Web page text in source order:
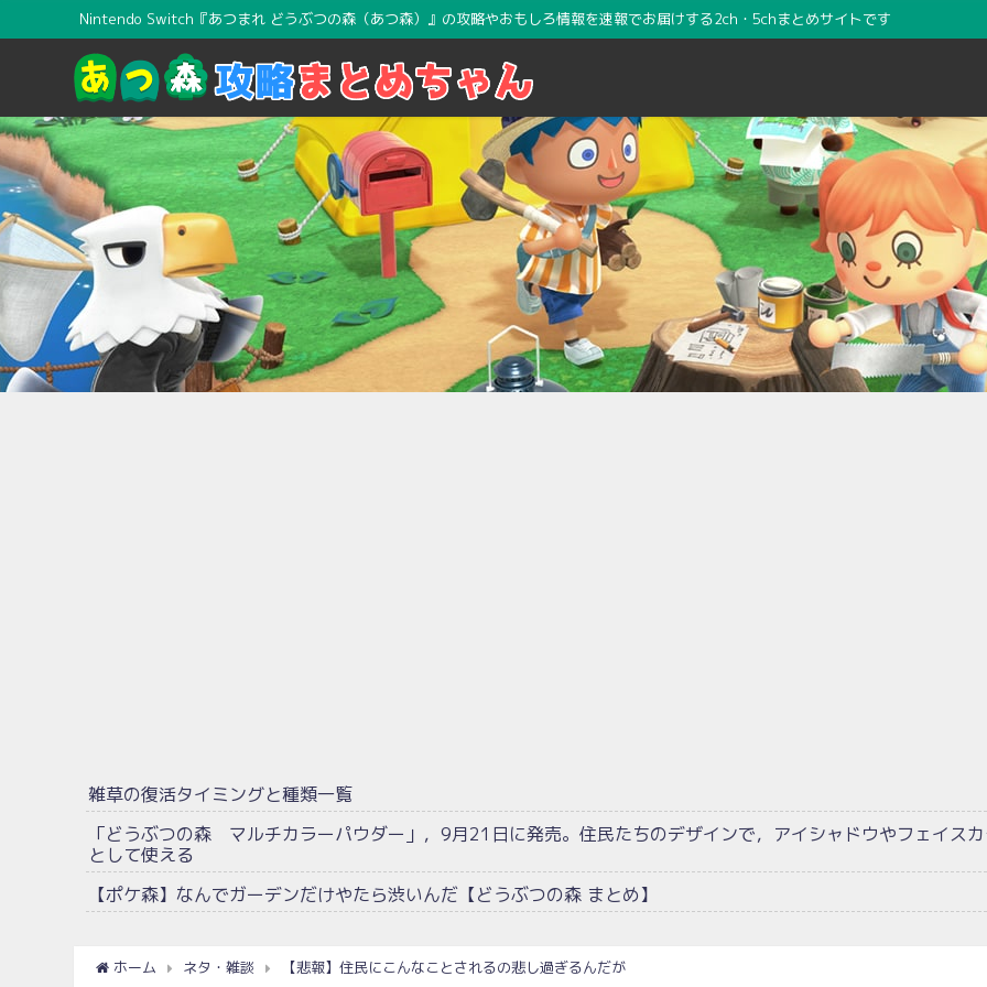
Nintendo Switch『あつまれ どうぶつの森（あつ森）』の攻略やおもしろ情報を速報でお届けする2ch・5chまとめサイトです
雑草の復活タイミングと種類一覧
「どうぶつの森 マルチカラーパウダー」，9月21日に発売。住民たちのデザインで，アイシャドウやフェイス
として使える
【ポケ森】なんでガーデンだけやたら渋いんだ【どうぶつの森 まとめ】
ホーム ネタ・雑談 【悲報】住民にこんなことされるの悲し過ぎるんだが